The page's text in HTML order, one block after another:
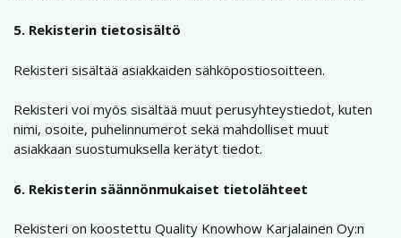
5. Rekisterin tietosisältö
Rekisteri sisältää asiakkaiden sähköpostiosoitteen.
Rekisteri voi myös sisältää muut perusyhteystiedot, kuten
nimi, osoite, puhelinnumerot sekä mahdolliset muut
asiakkaan suostumuksella kerätyt tiedot.
6. Rekisterin säännönmukaiset tietolähteet
Rekisteri on koostettu Quality Knowhow Karjalainen Oy:n